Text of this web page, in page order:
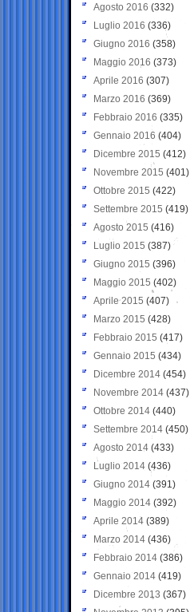
Agosto 2016 (332)
Luglio 2016 (336)
Giugno 2016 (358)
Maggio 2016 (373)
Aprile 2016 (307)
Marzo 2016 (369)
Febbraio 2016 (335)
Gennaio 2016 (404)
Dicembre 2015 (412)
Novembre 2015 (401)
Ottobre 2015 (422)
Settembre 2015 (419)
Agosto 2015 (416)
Luglio 2015 (387)
Giugno 2015 (396)
Maggio 2015 (402)
Aprile 2015 (407)
Marzo 2015 (428)
Febbraio 2015 (417)
Gennaio 2015 (434)
Dicembre 2014 (454)
Novembre 2014 (437)
Ottobre 2014 (440)
Settembre 2014 (450)
Agosto 2014 (433)
Luglio 2014 (436)
Giugno 2014 (391)
Maggio 2014 (392)
Aprile 2014 (389)
Marzo 2014 (436)
Febbraio 2014 (386)
Gennaio 2014 (419)
Dicembre 2013 (367)